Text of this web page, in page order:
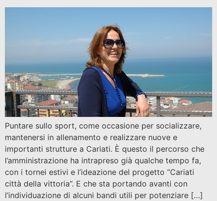
Puntare sullo sport, come occasione per socializzare,
mantenersi in allenamento e realizzare nuove e
importanti strutture a Cariati. È questo il percorso che
l’amministrazione ha intrapreso già qualche tempo fa,
con i tornei estivi e l’ideazione del progetto “Cariati
città della vittoria”. E che sta portando avanti con
l’individuazione di alcuni bandi utili per potenziare […]